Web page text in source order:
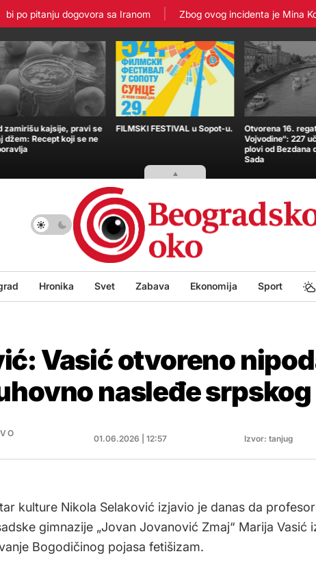
pitanju dogovora sa Iranom Zbog ovog incidenta je Mina
zamirišu kajsije, pravi se
džem: Recept koji se ne
FILMSKI FESTIVAL u Sopot-u.
Otvorena 16.
Vojvodine“: 227
plovi od Bezdana
Sada
Hronika Svet Zabava Ekonomija Sport
Vasić otvoreno
nasleđe
01.06.2026 | 12:57 Izvor: tanjug
kulture Nikola Selaković izjavio je danas da
gimnazije „Jovan Jovanović Zmaj“ Marija Vasić
Bogodičinog pojasa fetišizam.